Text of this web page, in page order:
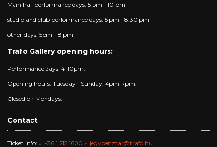
Main hall performance days: 5 pm - 10 pm
studio and club performance days: 5 pm - 8:30 pm
other days: 5pm - 8 pm
Trafó Gallery opening hours:
Performance days: 4-10pm.
Opening hours: Tuesday - Sunday: 4pm-7pm.
Closed on Mondays.
Contact
Ticket info: +36 1 215 1600 jegypenztar@trafo.hu